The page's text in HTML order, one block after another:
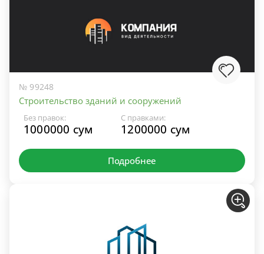
№ 99248
Строительство зданий и сооружений
Без правок:
1000000 сум
С правками:
1200000 сум
Подробнее